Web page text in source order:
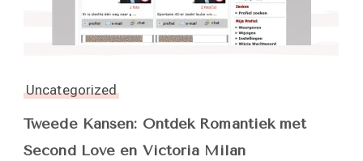
Uncategorized
Tweede Kansen: Ontdek Romantiek met
Second Love en Victoria Milan